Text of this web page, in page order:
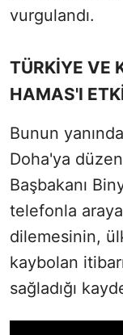
vurgulandı.
TÜRKİYE VE
HAMAS'I
Bunun
Doha'ya
Başbakanı
telefonla
dilemesinin,
kaybolan
sağladığı